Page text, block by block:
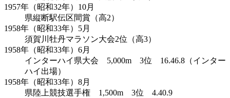
1957年（昭和32年）10月
県縦断駅伝区間賞（高2）
1958年（昭和33年）5月
須賀川牡丹マラソン大会2位（高3）
1958年（昭和33年）6月
インターハイ県大会 5,000m 3位 16.46.8（インター
ハイ出場）
1958年（昭和33年）8月
県陸上競技選手権 1,500m 3位 4.40.9